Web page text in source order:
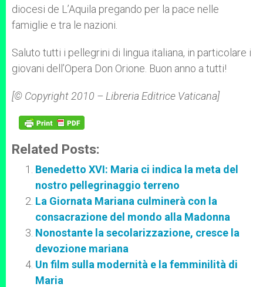
diocesi de L’Aquila pregando per la pace nelle
famiglie e tra le nazioni.
Saluto tutti i pellegrini di lingua italiana, in particolare i
giovani dell’Opera Don Orione. Buon anno a tutti!
[© Copyright 2010 – Libreria Editrice Vaticana]
Related Posts:
Benedetto XVI: Maria ci indica la meta del
nostro pellegrinaggio terreno
La Giornata Mariana culminerà con la
consacrazione del mondo alla Madonna
Nonostante la secolarizzazione, cresce la
devozione mariana
Un film sulla modernità e la femminilità di
Maria